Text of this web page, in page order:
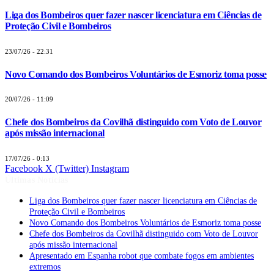
Liga dos Bombeiros quer fazer nascer licenciatura em Ciências de
Proteção Civil e Bombeiros
23/07/26 - 22:31
Novo Comando dos Bombeiros Voluntários de Esmoriz toma posse
20/07/26 - 11:09
Chefe dos Bombeiros da Covilhã distinguido com Voto de Louvor
após missão internacional
17/07/26 - 0:13
Facebook X (Twitter) Instagram
Liga dos Bombeiros quer fazer nascer licenciatura em Ciências de
Proteção Civil e Bombeiros
Novo Comando dos Bombeiros Voluntários de Esmoriz toma posse
Chefe dos Bombeiros da Covilhã distinguido com Voto de Louvor
após missão internacional
Apresentado em Espanha robot que combate fogos em ambientes
extremos